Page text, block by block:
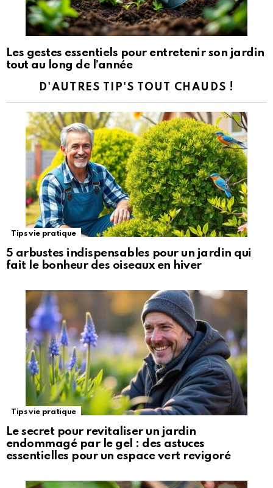
Les gestes essentiels pour entretenir son jardin
tout au long de l’année
D'AUTRES TIP'S TOUT CHAUDS !
Tips vie pratique
5 arbustes indispensables pour un jardin qui
fait le bonheur des oiseaux en hiver
Tips vie pratique
Le secret pour revitaliser un jardin
endommagé par le gel : des astuces
essentielles pour un espace vert revigoré